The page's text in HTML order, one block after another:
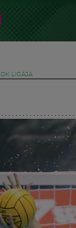
LIGÁJA